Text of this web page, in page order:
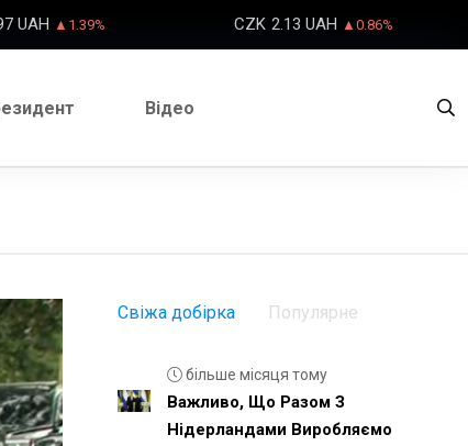
UAH ▲1.39% CZK 2.13 UAH ▲0.86%
Відео
Свіжа добірка Популярне
більше місяця тому
Важливо, Що Разом З
Нідерландами Виробляємо